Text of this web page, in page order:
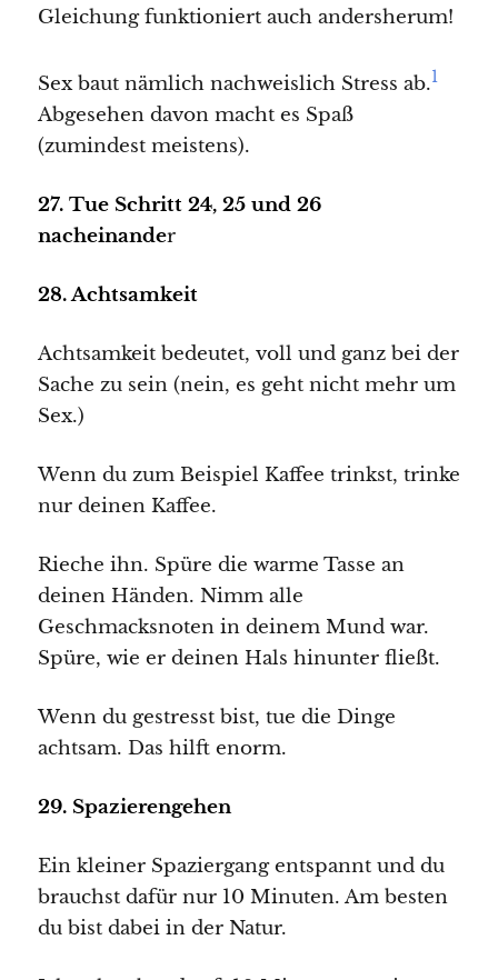
Gleichung funktioniert auch andersherum!
Sex baut nämlich nachweislich Stress ab.1
Abgesehen davon macht es Spaß
(zumindest meistens).
27. Tue Schritt 24, 25 und 26
nacheinander
28. Achtsamkeit
Achtsamkeit bedeutet, voll und ganz bei der
Sache zu sein (nein, es geht nicht mehr um
Sex.)
Wenn du zum Beispiel Kaffee trinkst, trinke
nur deinen Kaffee.
Rieche ihn. Spüre die warme Tasse an
deinen Händen. Nimm alle
Geschmacksnoten in deinem Mund war.
Spüre, wie er deinen Hals hinunter fließt.
Wenn du gestresst bist, tue die Dinge
achtsam. Das hilft enorm.
29. Spazierengehen
Ein kleiner Spaziergang entspannt und du
brauchst dafür nur 10 Minuten. Am besten
du bist dabei in der Natur.